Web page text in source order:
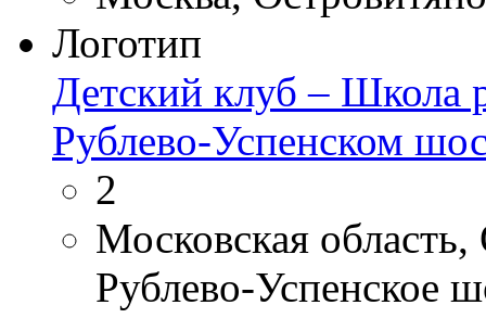
Логотип
Детский клуб – Школа
Рублево-Успенском
2
Московская
Рублево-Успенское